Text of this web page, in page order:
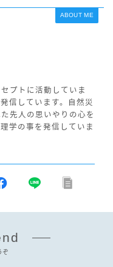
ABOUT ME
プトに活動していま
信しています。自然災
先人の思いやりの心を
学の事を発信していま
ぞ